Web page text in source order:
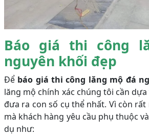
Báo giá thi công
nguyên khối đẹp
Để báo giá thi công lăng mộ đá
lăng mộ chính xác chúng tôi cần
đưa ra con số cụ thể nhất. Vì còn
mà khách hàng yêu cầu phụ thuộc
dụ như: